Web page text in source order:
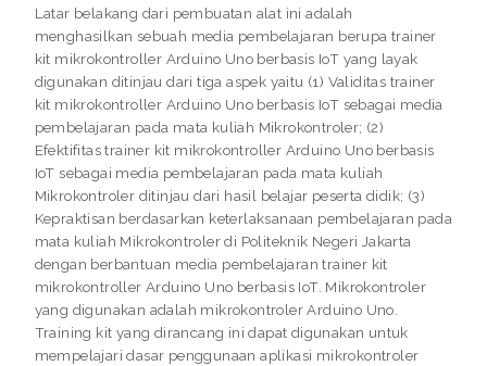
Latar belakang dari pembuatan alat ini adalah
menghasilkan sebuah media pembelajaran berupa trainer
kit mikrokontroller Arduino Uno berbasis IoT yang layak
digunakan ditinjau dari tiga aspek yaitu (1) Validitas trainer
kit mikrokontroller Arduino Uno berbasis IoT sebagai media
pembelajaran pada mata kuliah Mikrokontroler; (2)
Efektifitas trainer kit mikrokontroller Arduino Uno berbasis
IoT sebagai media pembelajaran pada mata kuliah
Mikrokontroler ditinjau dari hasil belajar peserta didik; (3)
Kepraktisan berdasarkan keterlaksanaan pembelajaran pada
mata kuliah Mikrokontroler di Politeknik Negeri Jakarta
dengan berbantuan media pembelajaran trainer kit
mikrokontroller Arduino Uno berbasis IoT. Mikrokontroler
yang digunakan adalah mikrokontroler Arduino Uno.
Training kit yang dirancang ini dapat digunakan untuk
mempelajari dasar penggunaan aplikasi mikrokontroler